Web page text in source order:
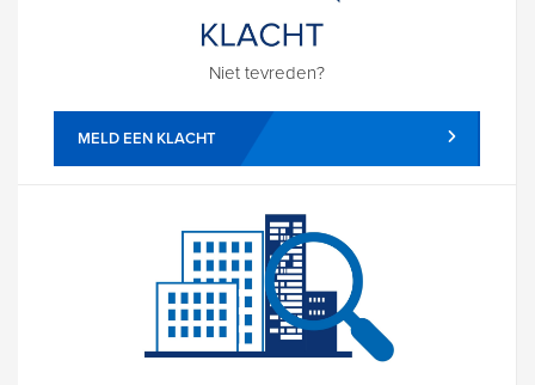
Niet tevreden?
MELD EEN KLACHT